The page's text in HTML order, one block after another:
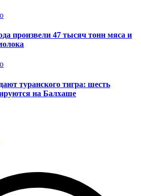
произвели 47 тысяч тонн мяса и
туранского тигра: шесть
на Балхаше